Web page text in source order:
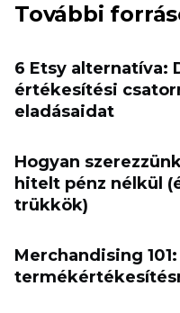
További
6 Etsy alternatíva:
értékesítési
eladásaidat
Hogyan
hitelt pénz nélkül
trükkök)
Merchandising